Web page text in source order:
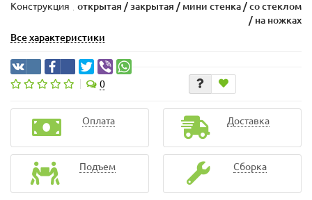
Конструкция
открытая / закрытая / мини стенка / со стеклом
/ на ножках
Все характеристики
0
Оплата Доставка
Подъем Сборка